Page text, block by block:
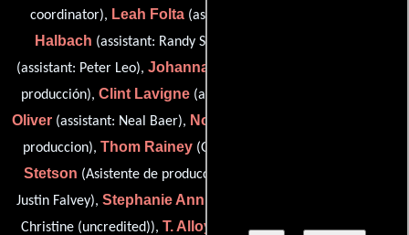
coordinator), Leah Folta(assistant to the writers),
Halbach (assistant: Randy Sutter),
(assistant: Peter Leo), Johanna Klingenberger
producción), Clint Lavigne (assistant: Darryl Frank),
Oliver (assistant: Neal Baer), Noelle M. Pflum
produccion), Thom Rainey (Guionista supervisor),
Stetson (Asistente de producción),
Justin Falvey), Stephanie Ann Louise Fisher
Christine (uncredited)), T. Alloy Langenfeld
(stand-in: Dean